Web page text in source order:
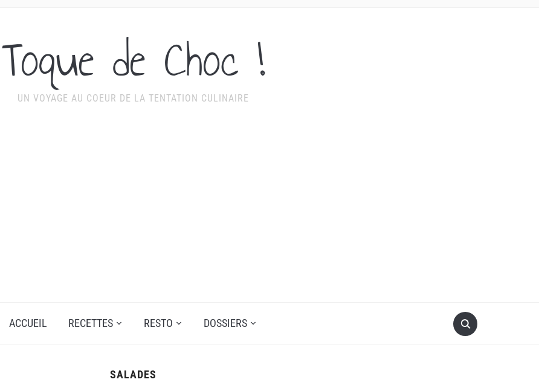
Toque de Choc !
UN VOYAGE AU COEUR DE LA TENTATION CULINAIRE
ACCUEIL RECETTES RESTO DOSSIERS
SALADES